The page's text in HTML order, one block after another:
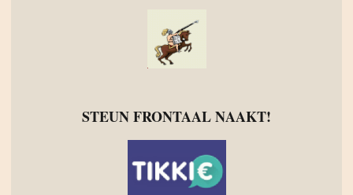
STEUN FRONTAAL NAAKT!